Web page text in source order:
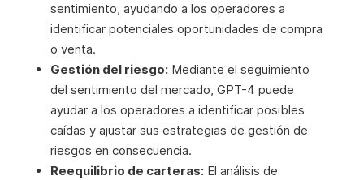
sentimiento, ayudando a los operadores a
identificar potenciales oportunidades de compra
o venta.
Gestión del riesgo: Mediante el seguimiento
del sentimiento del mercado, GPT-4 puede
ayudar a los operadores a identificar posibles
caídas y ajustar sus estrategias de gestión de
riesgos en consecuencia.
Reequilibrio de carteras: El análisis de